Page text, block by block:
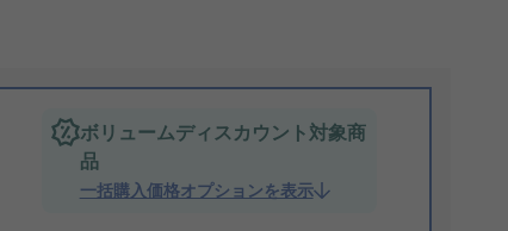
ボリュームディスカウント対象商
品
一括購入価格オプションを表示